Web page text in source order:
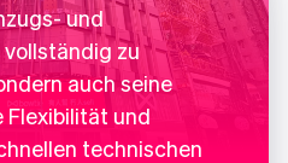
und
zu
auch seine
Flexibilität und
technischen